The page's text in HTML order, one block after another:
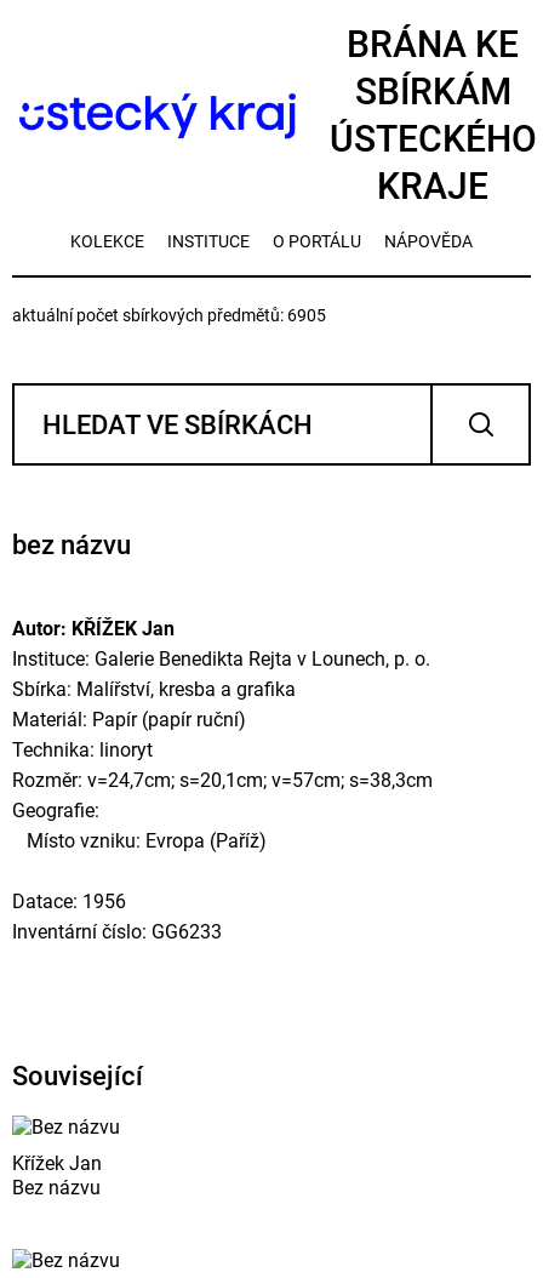
BRÁNA KE
SBÍRKÁM
ÚSTECKÉHO
KRAJE
KOLEKCE INSTITUCE O PORTÁLU NÁPOVĚDA
aktuální počet sbírkových předmětů: 6905
bez názvu
Autor: KŘÍŽEK Jan
Instituce: Galerie Benedikta Rejta v Lounech, p. o.
Sbírka: Malířství, kresba a grafika
Materiál: Papír (papír ruční)
Technika: linoryt
Rozměr: v=24,7cm; s=20,1cm; v=57cm; s=38,3cm
Geografie:
Místo vzniku: Evropa (Paříž)
Datace: 1956
Inventární číslo: GG6233
Související
Křížek Jan
Bez názvu